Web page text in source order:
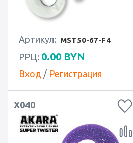
Артикул: MST50-67-F4
РРЦ: 0.00 BYN
Вход / Регистрация
X040